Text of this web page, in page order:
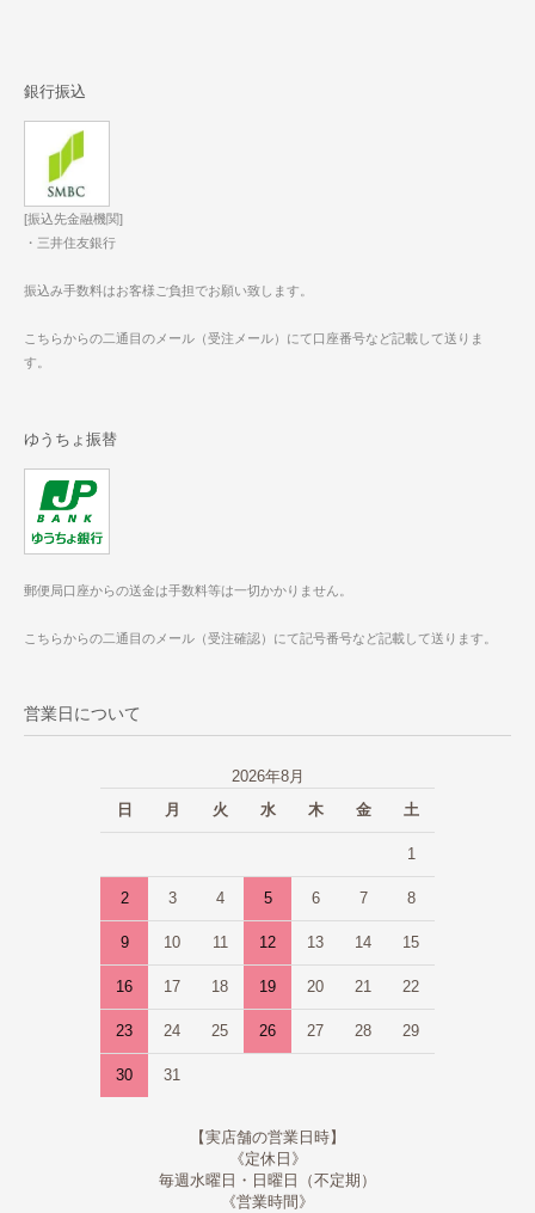
銀行振込
[振込先金融機関]
・三井住友銀行
振込み手数料はお客様ご負担でお願い致します。
こちらからの二通目のメール（受注メール）にて口座番号など記載して送りま
す。
ゆうちょ振替
郵便局口座からの送金は手数料等は一切かかりません。
こちらからの二通目のメール（受注確認）にて記号番号など記載して送ります。
営業日について
2026年8月
日
月 火 水 木 金 土
1
2 3 4 5 6 7 8
9 10 11 12 13 14 15
16 17 18 19 20 21 22
23 24 25 26 27 28 29
30 31
【実店舗の営業日時】
《定休日》
毎週水曜日・日曜日（不定期）
《営業時間》